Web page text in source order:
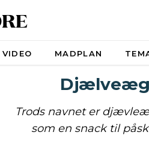
VIDEO MADPLAN
Djælveæg
Trods navnet er
som en snack til